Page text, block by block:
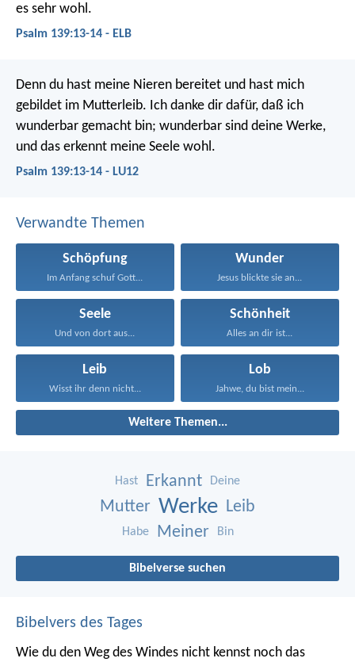
es sehr wohl.
Psalm 139:13-14 - ELB
Denn du hast meine Nieren bereitet und hast mich
gebildet im Mutterleib. Ich danke dir dafür, daß ich
wunderbar gemacht bin; wunderbar sind deine Werke,
und das erkennt meine Seele wohl.
Psalm 139:13-14 - LU12
Verwandte Themen
Schöpfung
Im Anfang schuf Gott...
Wunder
Jesus blickte sie an...
Seele
Und von dort aus...
Schönheit
Alles an dir ist...
Leib
Wisst ihr denn nicht...
Lob
Jahwe, du bist mein...
Weitere Themen...
Hast Erkannt Deine
Mutter Werke Leib
Habe Meiner Bin
Bibelverse suchen
Bibelvers des Tages
Wie du den Weg des Windes nicht kennst noch das